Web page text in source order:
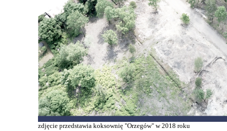
zdjęcie przedstawia koksownię "Orzegów" w 2018 roku